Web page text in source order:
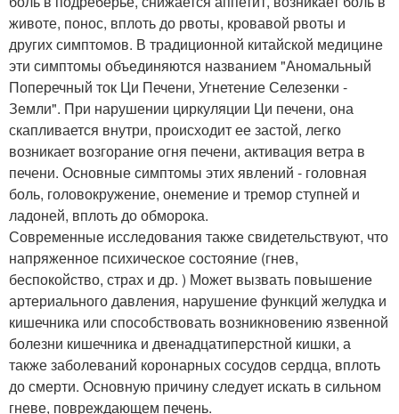
животе, понос, вплоть до рвоты, кровавой рвоты и
других симптомов. В традиционной китайской медицине
эти симптомы объединяются названием "Аномальный
Поперечный ток Ци Печени, Угнетение Селезенки -
Земли". При нарушении циркуляции Ци печени, она
скапливается внутри, происходит ее застой, легко
возникает возгорание огня печени, активация ветра в
печени. Основные симптомы этих явлений - головная
боль, головокружение, онемение и тремор ступней и
ладоней, вплоть до обморока.
Современные исследования также свидетельствуют, что
напряженное психическое состояние (гнев,
беспокойство, страх и др. ) Может вызвать повышение
артериального давления, нарушение функций желудка и
кишечника или способствовать возникновению язвенной
болезни кишечника и двенадцатиперстной кишки, а
также заболеваний коронарных сосудов сердца, вплоть
до смерти. Основную причину следует искать в сильном
гневе, повреждающем печень.